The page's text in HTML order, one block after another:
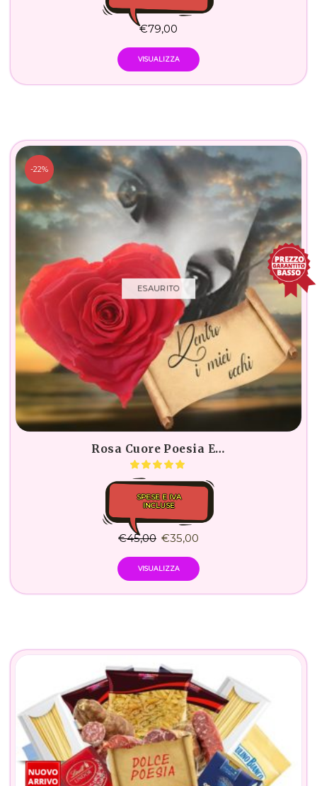
€79,00
VISUALIZZA
-22%
ESAURITO
Rosa Cuore Poesia E…
SPESE E IVA
INCLUSE
€45,00 €35,00
VISUALIZZA